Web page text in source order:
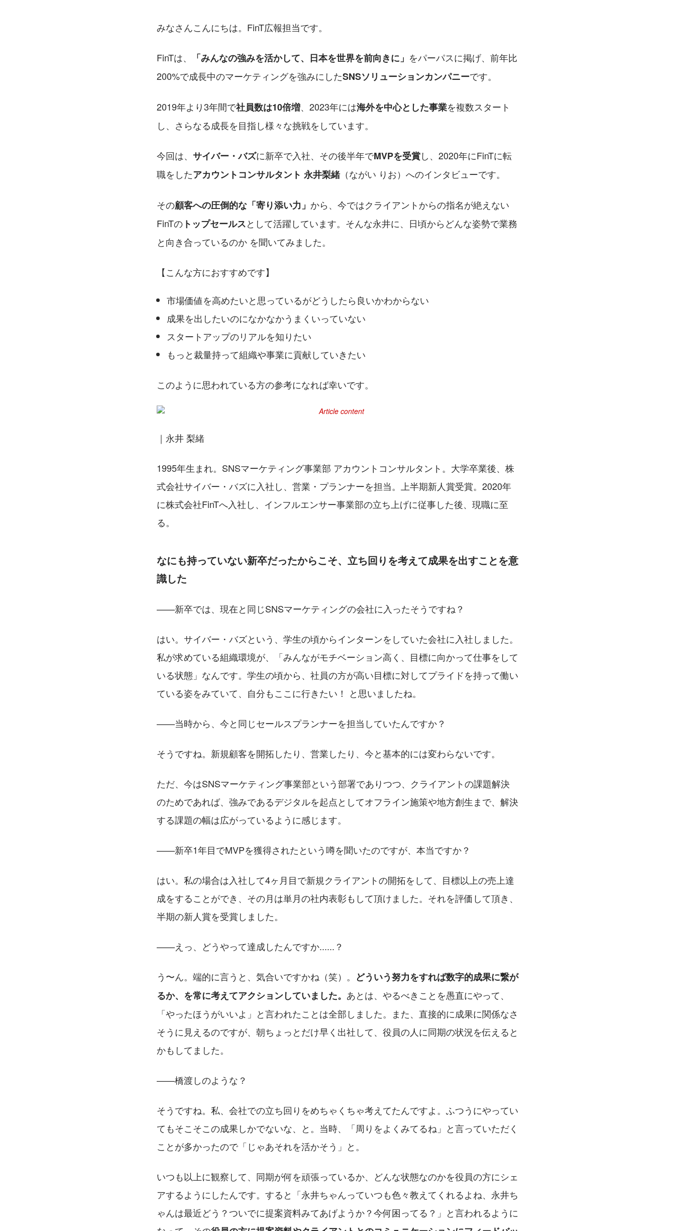
みなさんこんにちは。FinT広報担当です。
FinTは、 「みんなの強みを活かして、日本を世界を前向きに」 をパーパスに掲げ、前年比
200%で成長中のマーケティングを強みにしたSNSソリューションカンパニーです。
2019年より3年間で社員数は10倍増、2023年には海外を中心とした事業を複数スタート
し、さらなる成長を目指し様々な挑戦をしています。
今回は、 サイバー・バズに新卒で入社、その後半年でMVPを受賞し、2020年にFinTに転
職をしたアカウントコンサルタント 永井梨緒（ながい りお）へのインタビューです。
その顧客への圧倒的な「寄り添い力」 から、今ではクライアントからの指名が絶えない
FinTの トップセールスとして活躍しています。そんな永井に、日頃からどんな姿勢で業務
と向き合っているのか を聞いてみました。
【こんな方におすすめです】
市場価値を高めたいと思っているがどうしたら良いかわからない
成果を出したいのになかなかうまくいっていない
スタートアップのリアルを知りたい
もっと裁量持って組織や事業に貢献していきたい
このように思われている方の参考になれば幸いです。
｜永井 梨緒
1995年生まれ。SNSマーケティング事業部 アカウントコンサルタント。大学卒業後、株
式会社サイバー・バズに入社し、営業・プランナーを担当。上半期新人賞受賞。2020年
に株式会社FinTへ入社し、インフルエンサー事業部の立ち上げに従事した後、現職に至
る。
なにも持っていない新卒だったからこそ、立ち回りを考えて成果を出すことを意
識した
——新卒では、現在と同じSNSマーケティングの会社に入ったそうですね？
はい。サイバー・バズという、学生の頃からインターンをしていた会社に入社しました。
私が求めている組織環境が、「みんながモチベーション高く、目標に向かって仕事をして
いる状態」なんです。学生の頃から、社員の方が高い目標に対してプライドを持って働い
ている姿をみていて、自分もここに行きたい！ と思いましたね。
——当時から、今と同じセールスプランナーを担当していたんですか？
そうですね。新規顧客を開拓したり、営業したり、今と基本的には変わらないです。
ただ、今はSNSマーケティング事業部という部署でありつつ、クライアントの課題解決
のためであれば、強みであるデジタルを起点としてオフライン施策や地方創生まで、解決
する課題の幅は広がっているように感じます。
——新卒1年目でMVPを獲得されたという噂を聞いたのですが、本当ですか？
はい。私の場合は入社して4ヶ月目で新規クライアントの開拓をして、目標以上の売上達
成をすることができ、その月は単月の社内表彰もして頂けました。それを評価して頂き、
半期の新人賞を受賞しました。
——えっ、どうやって達成したんですか......？
う〜ん。端的に言うと、気合いですかね（笑）。 どういう努力をすれば数字的成果に繋が
るか、を常に考えてアクションしていました。 あとは、やるべきことを愚直にやって、
「やったほうがいいよ」と言われたことは全部しました。また、直接的に成果に関係なさ
そうに見えるのですが、朝ちょっとだけ早く出社して、役員の人に同期の状況を伝えると
かもしてました。
——橋渡しのような？
そうですね。私、会社での立ち回りをめちゃくちゃ考えてたんですよ。ふつうにやってい
てもそこそこの成果しかでないな、と。当時、「周りをよくみてるね」と言っていただく
ことが多かったので「じゃあそれを活かそう」と。
いつも以上に観察して、同期が何を頑張っているか、どんな状態なのかを役員の方にシェ
アするようにしたんです。すると「永井ちゃんっていつも色々教えてくれるよね、永井ち
ゃんは最近どう？ついでに提案資料みてあげようか？今何困ってる？」と言われるように